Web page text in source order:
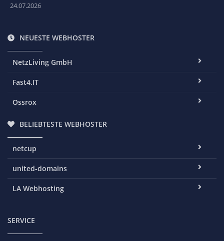
24.07.2026
NEUESTE WEBHOSTER
NetzLiving GmbH
Fast4.IT
Ossrox
BELIEBTESTE WEBHOSTER
netcup
united-domains
LA Webhosting
SERVICE